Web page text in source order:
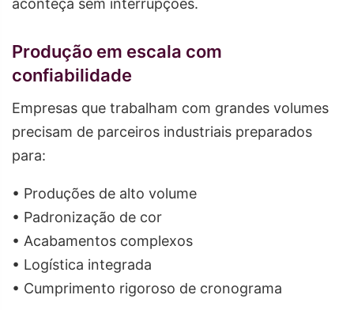
aconteça sem interrupções.
Produção em escala com
confiabilidade
Empresas que trabalham com grandes volumes
precisam de parceiros industriais preparados
para:
• Produções de alto volume
• Padronização de cor
• Acabamentos complexos
• Logística integrada
• Cumprimento rigoroso de cronograma